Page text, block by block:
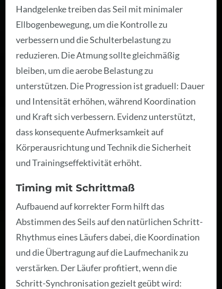
Handgelenke treiben das Seil mit minimaler
Ellbogenbewegung, um die Kontrolle zu
verbessern und die Schulterbelastung zu
reduzieren. Die Atmung sollte gleichmäßig
bleiben, um die aerobe Belastung zu
unterstützen. Die Progression ist graduell: Dauer
und Intensität erhöhen, während Koordination
und Kraft sich verbessern. Evidenz unterstützt,
dass konsequente Aufmerksamkeit auf
Körperausrichtung und Technik die Sicherheit
und Trainingseffektivität erhöht.
Timing mit Schrittmaß
Aufbauend auf korrekter Form hilft das
Abstimmen des Seils auf den natürlichen Schritt-
Rhythmus eines Läufers dabei, die Koordination
und die Übertragung auf die Laufmechanik zu
verstärken. Der Läufer profitiert, wenn die
Schritt-Synchronisation gezielt geübt wird: